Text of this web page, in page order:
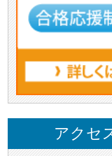
アクセ